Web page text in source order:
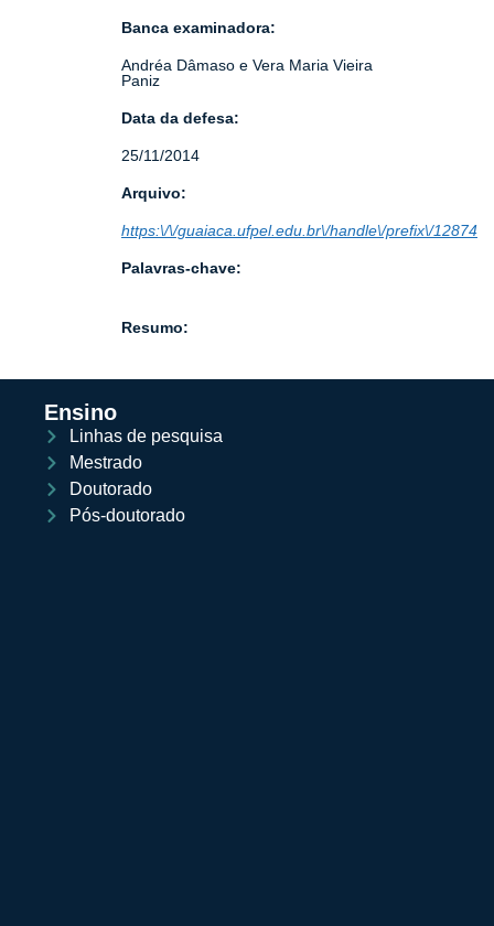
Banca examinadora:
Andréa Dâmaso e Vera Maria Vieira
Paniz
Data da defesa:
25/11/2014
Arquivo:
https:\/\/guaiaca.ufpel.edu.br\/handle\/prefix\/12874
Palavras-chave:
Resumo:
Ensino
Linhas de pesquisa
Mestrado
Doutorado
Pós-doutorado